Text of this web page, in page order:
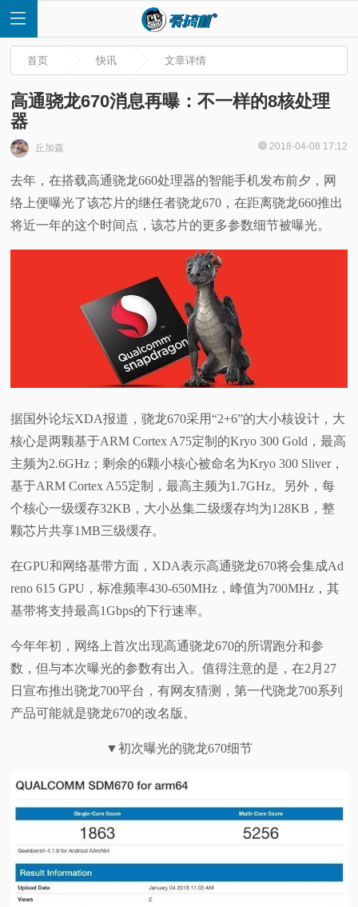
首
页
快
频
科
普
验
题
首页 快讯 文章详情
高通骁龙670消息再曝：不一样的8核处理
器
丘加森 2018-04-08 17:12
去年，在搭载高通骁龙660处理器的智能手机发布前夕，网
络上便曝光了该芯片的继任者骁龙670，在距离骁龙660推出
将近一年的这个时间点，该芯片的更多参数细节被曝光。
据国外论坛XDA报道，骁龙670采用“2+6”的大小核设计，大
核心是两颗基于ARM Cortex A75定制的Kryo 300 Gold，最高
主频为2.6GHz；剩余的6颗小核心被命名为Kryo 300 Sliver，
基于ARM Cortex A55定制，最高主频为1.7GHz。另外，每
个核心一级缓存32KB，大小丛集二级缓存均为128KB，整
颗芯片共享1MB三级缓存。
在GPU和网络基带方面，XDA表示高通骁龙670将会集成Ad
reno 615 GPU，标准频率430-650MHz，峰值为700MHz，其
基带将支持最高1Gbps的下行速率。
今年年初，网络上首次出现高通骁龙670的所谓跑分和参
数，但与本次曝光的参数有出入。值得注意的是，在2月27
日宣布推出骁龙700平台，有网友猜测，第一代骁龙700系列
产品可能就是骁龙670的改名版。
▼初次曝光的骁龙670细节